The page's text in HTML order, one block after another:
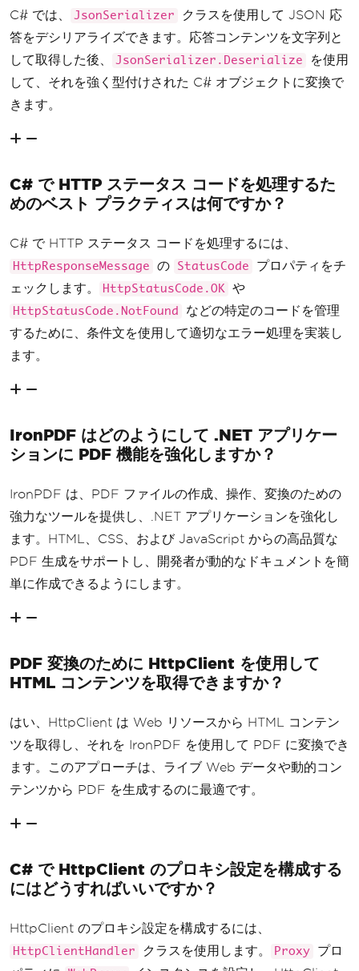
C# では、 JsonSerializer
クラスを使用して JSON 応
答をデシリアライズできます。応答コンテンツを文字列と
して取得した後、
JsonSerializer.Deserialize
を使用
して、それを強く型付けされた C# オブジェクトに変換で
きます。
C# で HTTP ステータス コードを処理するた
めのベスト プラクティスは何ですか？
C# で HTTP ステータス コードを処理するには、
HttpResponseMessage の StatusCode
プロパティをチ
ェックします。
HttpStatusCode.OK や
HttpStatusCode.NotFound
などの特定のコードを管理
するために、条件文を使用して適切なエラー処理を実装し
ます。
IronPDF はどのようにして .NET アプリケー
ションに PDF 機能を強化しますか？
IronPDF は、PDF ファイルの作成、操作、変換のための
強力なツールを提供し、.NET アプリケーションを強化し
ます。HTML、CSS、および JavaScript からの高品質な
PDF 生成をサポートし、開発者が動的なドキュメントを簡
単に作成できるようにします。
PDF 変換のために HttpClient を使用して
HTML コンテンツを取得できますか？
はい、HttpClient は Web リソースから HTML コンテン
ツを取得し、それを IronPDF を使用して PDF に変換でき
ます。このアプローチは、ライブ Web データや動的コン
テンツから PDF を生成するのに最適です。
C# で HttpClient のプロキシ設定を構成する
にはどうすればいいですか？
HttpClient のプロキシ設定を構成するには、
HttpClientHandler クラスを使用します。 Proxy
プロ